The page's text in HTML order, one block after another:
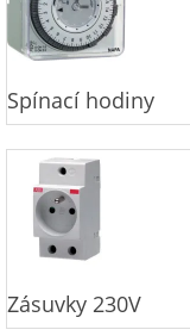
Spínací hodiny
Zásuvky 230V